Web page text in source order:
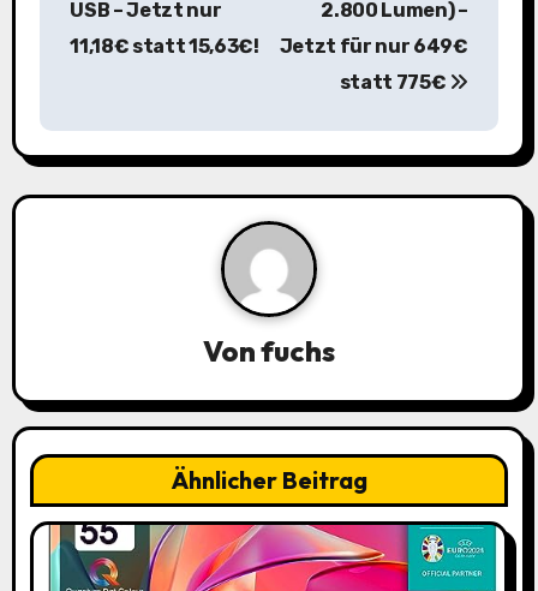
a
g
i
g
a
t
USB – Jetzt nur
11,18€ statt 15,63€!
2.800 Lumen) –
Jetzt für nur 649€
statt 775€
Vonfuchs
Ähnlicher Beitrag